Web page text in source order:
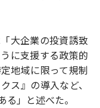
大企業の投資誘致
に支援する政策的
地域に限って規制
ス』の導入など、
」と述べた。